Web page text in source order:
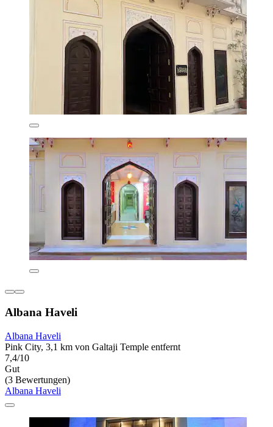
Albana Haveli
Albana Haveli
Pink City, 3,1 km von Galtaji Temple entfernt
7,4/10
Gut
(3 Bewertungen)
Albana Haveli